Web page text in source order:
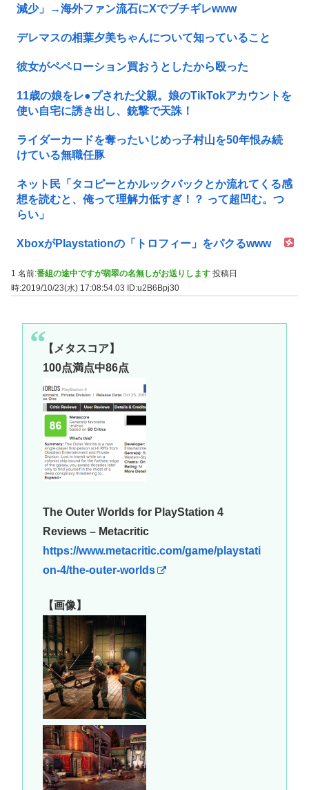
減少」→海外ファン流石にXでブチギレwww
デレマスの相葉夕美ちゃんについて知っていること
彼女がペペローション買おうとしたから殴った
11歳の娘をレ●プされた父親。娘のTikTokアカウントを
使い自宅に誘き出し、銃撃で天誅！
ライダーカードを奪ったいじめっ子村山を50年恨み続
けている無職任豚
ネット民「タコピーとかルックバックとか流れてくる感
想を読むと、俺って理解力低すぎ！？ って超凹む。つ
らい」
XboxがPlaystationの「トロフィー」をパクるwww
1 名前:番組の途中ですが翡翠の名無しがお送りします 投稿日
時:2019/10/23(水) 17:08:54.03
ID:u2B6Bpj30
【メタスコア】
100点満点中86点
The Outer Worlds for PlayStation 4
Reviews – Metacritic
https://www.metacritic.com/game/playstati
on-4/the-outer-worlds
【画像】